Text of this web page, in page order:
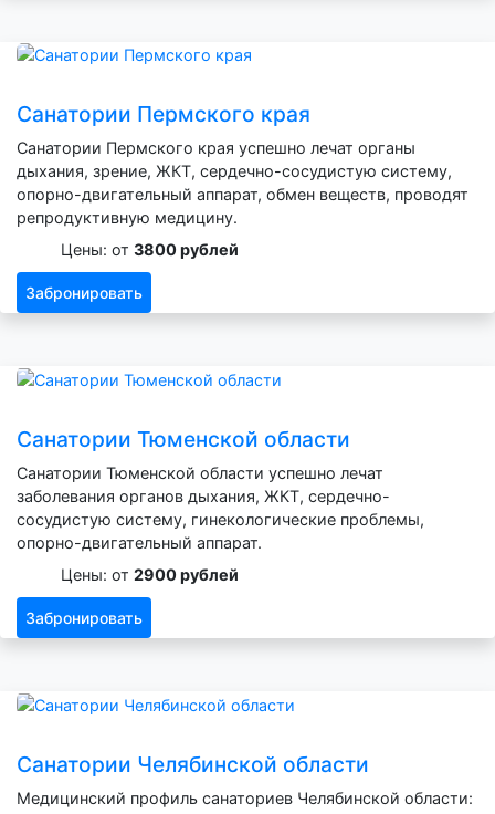
Санатории Пермского края
Санатории Пермского края успешно лечат органы
дыхания, зрение, ЖКТ, сердечно-сосудистую систему,
опорно-двигательный аппарат, обмен веществ, проводят
репродуктивную медицину.
Цены: от 3800 рублей
Забронировать
Санатории Тюменской области
Санатории Тюменской области успешно лечат
заболевания органов дыхания, ЖКТ, сердечно-
сосудистую систему, гинекологические проблемы,
опорно-двигательный аппарат.
Цены: от 2900 рублей
Забронировать
Санатории Челябинской области
Медицинский профиль санаториев Челябинской области: